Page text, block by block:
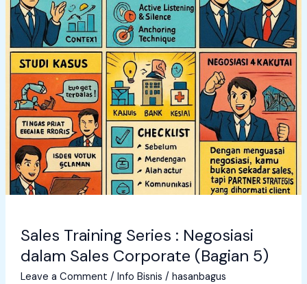
Sales Training Series : Negosiasi
dalam Sales Corporate (Bagian 5)
Leave a Comment / Info Bisnis / hasanbagus